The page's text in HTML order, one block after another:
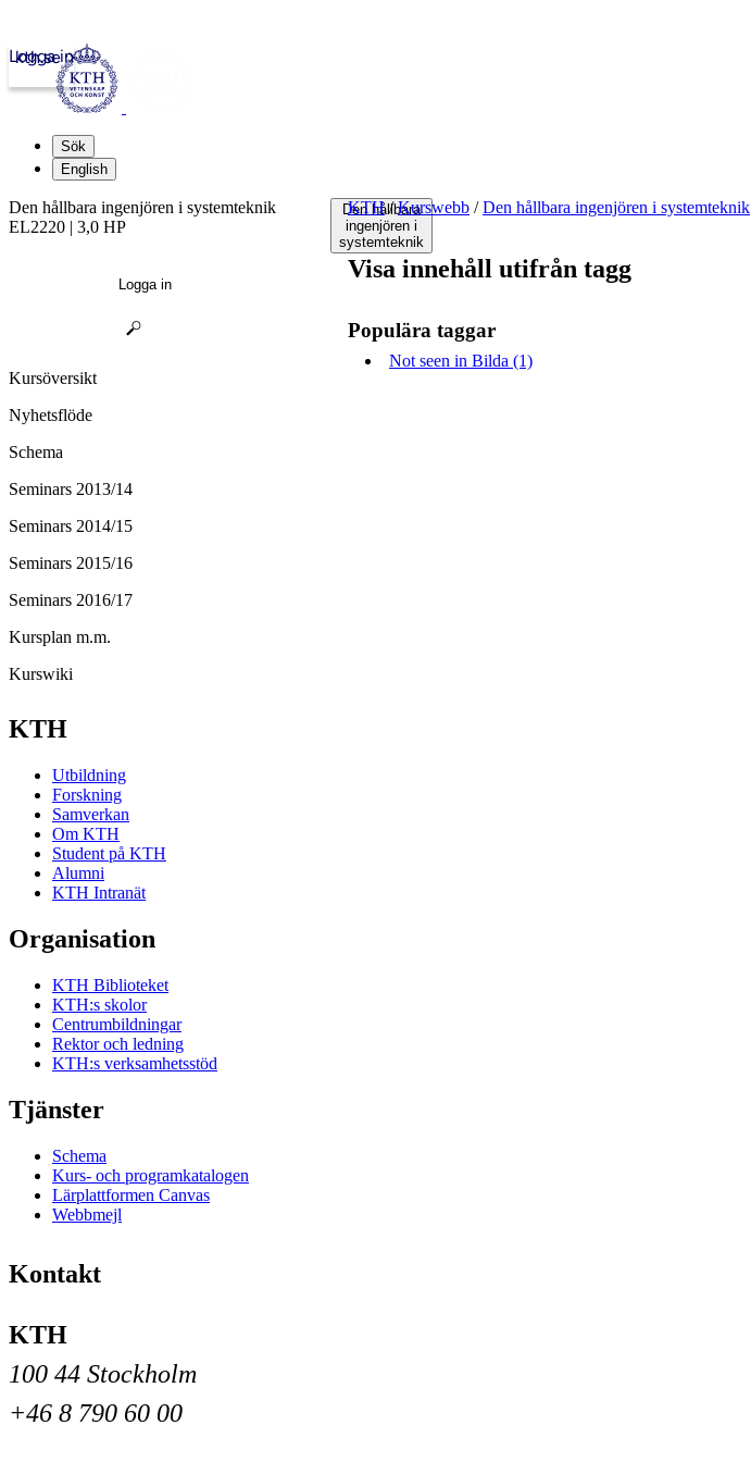
kth.se
Logga in
Sök
English
Den hållbara
ingenjören i
systemteknik
KTH / Kurswebb / Den hållbara ingenjören i systemteknik
Visa innehåll utifrån tagg
Populära taggar
Not seen in Bilda (1)
Den hållbara ingenjören i systemteknik
EL2220 | 3,0 HP
Logga in
Kursöversikt
Nyhetsflöde
Schema
Seminars 2013/14
Seminars 2014/15
Seminars 2015/16
Seminars 2016/17
Kursplan m.m.
Kurswiki
KTH
Utbildning
Forskning
Samverkan
Om KTH
Student på KTH
Alumni
KTH Intranät
Organisation
KTH Biblioteket
KTH:s skolor
Centrumbildningar
Rektor och ledning
KTH:s verksamhetsstöd
Tjänster
Schema
Kurs- och programkatalogen
Lärplattformen Canvas
Webbmejl
Kontakt
KTH
100 44 Stockholm
+46 8 790 60 00